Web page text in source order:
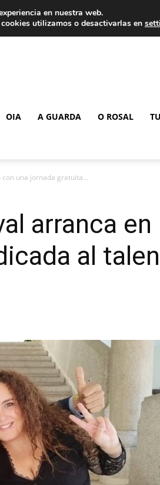
OIA A GUARDA O ROSAL
con una jornada gratuita...
arranca
al
en nuestra web.
utilizamos o desactivarlas en